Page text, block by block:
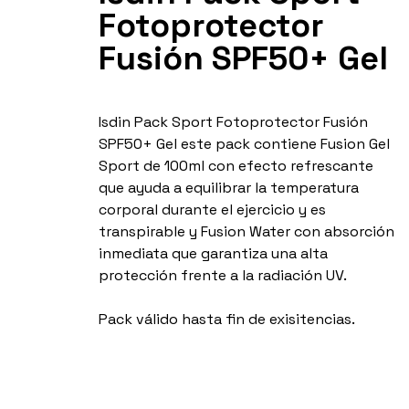
Fotoprotector
Fusión SPF50+ Gel
Isdin Pack Sport Fotoprotector Fusión
SPF50+ Gel este pack contiene Fusion Gel
Sport de 100ml con efecto refrescante
que ayuda a equilibrar la temperatura
corporal durante el ejercicio y es
transpirable y Fusion Water con absorción
inmediata que garantiza una alta
protección frente a la radiación UV.
Pack válido hasta fin de exisitencias.